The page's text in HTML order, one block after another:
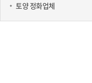
토양 정화업체